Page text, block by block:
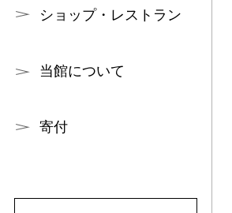
ショップ・レストラン
当館について
寄付